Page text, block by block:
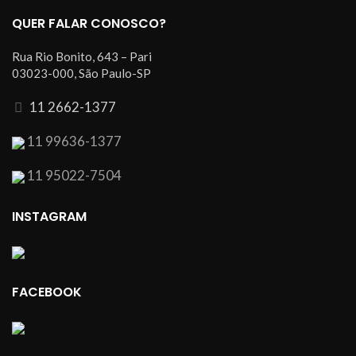
QUER FALAR CONOSCO?
Rua Rio Bonito, 643 – Pari
03023-000, São Paulo-SP
11 2662-1377
11 99636-1377
11 95022-7504
INSTAGRAM
FACEBOOK